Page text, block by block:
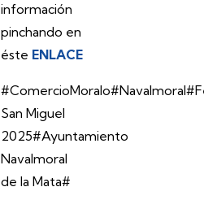
información
pinchando en
éste ENLACE
San Miguel
2025#Ayuntamiento
Navalmoral
de la Mata#